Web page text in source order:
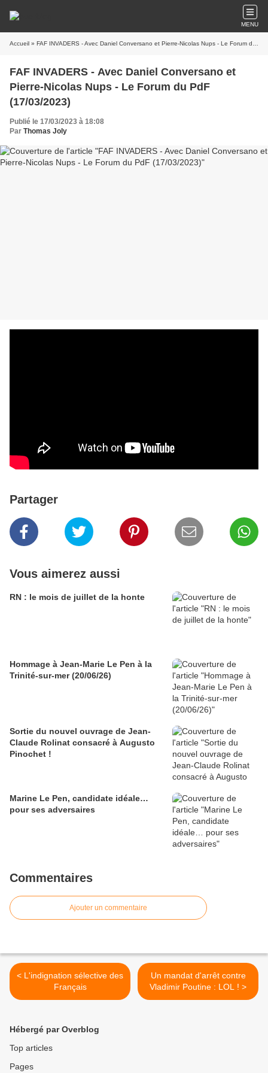
MENU
Accueil » FAF INVADERS - Avec Daniel Conversano et Pierre-Nicolas Nups - Le Forum du PdF (17/03/2023)
FAF INVADERS - Avec Daniel Conversano et
Pierre-Nicolas Nups - Le Forum du PdF
(17/03/2023)
Publié le 17/03/2023 à 18:08
Par Thomas Joly
Partager
Vous aimerez aussi
RN : le mois de juillet de la honte
Hommage à Jean-Marie Le Pen à la
Trinité-sur-mer (20/06/26)
Sortie du nouvel ouvrage de Jean-
Claude Rolinat consacré à Augusto
Pinochet !
Marine Le Pen, candidate idéale…
pour ses adversaires
Commentaires
Ajouter un commentaire
< L'indignation sélective des
Français
Un mandat d'arrêt contre
Vladimir Poutine : LOL ! >
Hébergé par Overblog
Top articles
Pages